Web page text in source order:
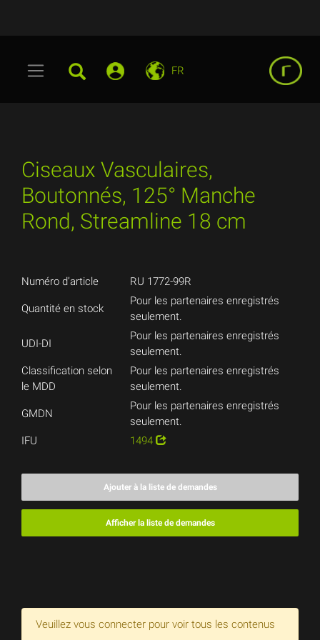
FR
Ciseaux Vasculaires,
Boutonnés, 125° Manche
Rond, Streamline 18 cm
Numéro d’article RU 1772-99R
Quantité en stock
Pour les partenaires enregistrés
seulement.
UDI-DI
Pour les partenaires enregistrés
seulement.
Classification selon
le MDD
Pour les partenaires enregistrés
seulement.
GMDN
Pour les partenaires enregistrés
seulement.
IFU
1494
Ajouter à la liste de demandes
Afficher la liste de demandes
Veuillez vous connecter pour voir tous les contenus